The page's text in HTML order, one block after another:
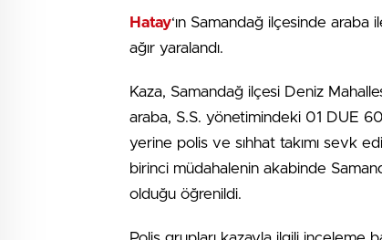
Hatay‘ın Samandağ ilçesinde araba
ağır yaralandı.
Kaza, Samandağ ilçesi Deniz
araba, S.S. yönetimindeki 01 DUE 60
yerine polis ve sıhhat takımı sevk
birinci müdahalenin akabinde
olduğu öğrenildi.